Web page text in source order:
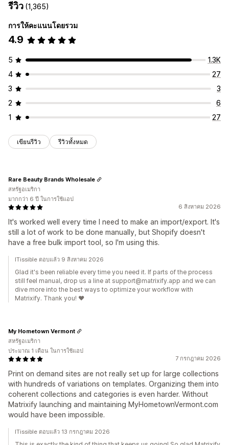
รีวิว (1,365)
การให้คะแนนโดยรวม
4.9
5
1.3K
4
27
3
3
2
6
1
27
เขียนรีวิว รีวิวทั้งหมด
6 สิงหาคม 2026
It's worked well every time I need to make an import/export. It's
still a lot of work to be done manually, but Shopify doesn't
have a free bulk import tool, so I'm using this.
Rare Beauty Brands Wholesale
สหรัฐอเมริกา
มากกว่า 6 ปี ในการใช้แอป
ITissible ตอบแล้ว 9 สิงหาคม 2026
Glad it's been reliable every time you need it. If parts of the process
still feel manual, drop us a line at support@matrixify.app and we can
dive more into the best ways to optimize your workflow with
Matrixify. Thank you! ❤️
7 กรกฎาคม 2026
Print on demand sites are not really set up for large collections
with hundreds of variations on templates. Organizing them into
coherent collections and categories is even harder. Without
Matrixify launching and maintaining MyHometownVermont.com
would have been impossible.
My Hometown Vermont
สหรัฐอเมริกา
ประมาณ 1 เดือน ในการใช้แอป
ITissible ตอบแล้ว 13 กรกฎาคม 2026